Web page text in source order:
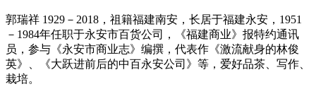
郭瑞祥 1929－2018，祖籍福建南安，长居于福建永安，1951
－1984年任职于永安市百货公司，《福建商业》报特约通讯
员，参与《永安市商业志》编撰，代表作《激流献身的林俊
英》、《大跃进前后的中百永安公司》等，爱好品茶、写作、
栽培。